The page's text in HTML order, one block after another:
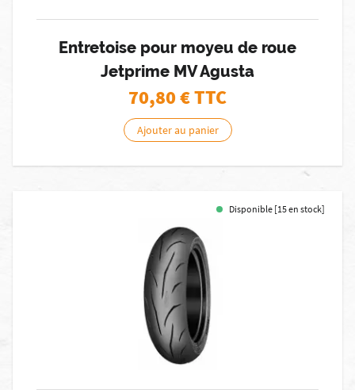
Entretoise pour moyeu de roue
Jetprime MV Agusta
70,80€ TTC
Ajouter au panier
Disponible [15 en stock]